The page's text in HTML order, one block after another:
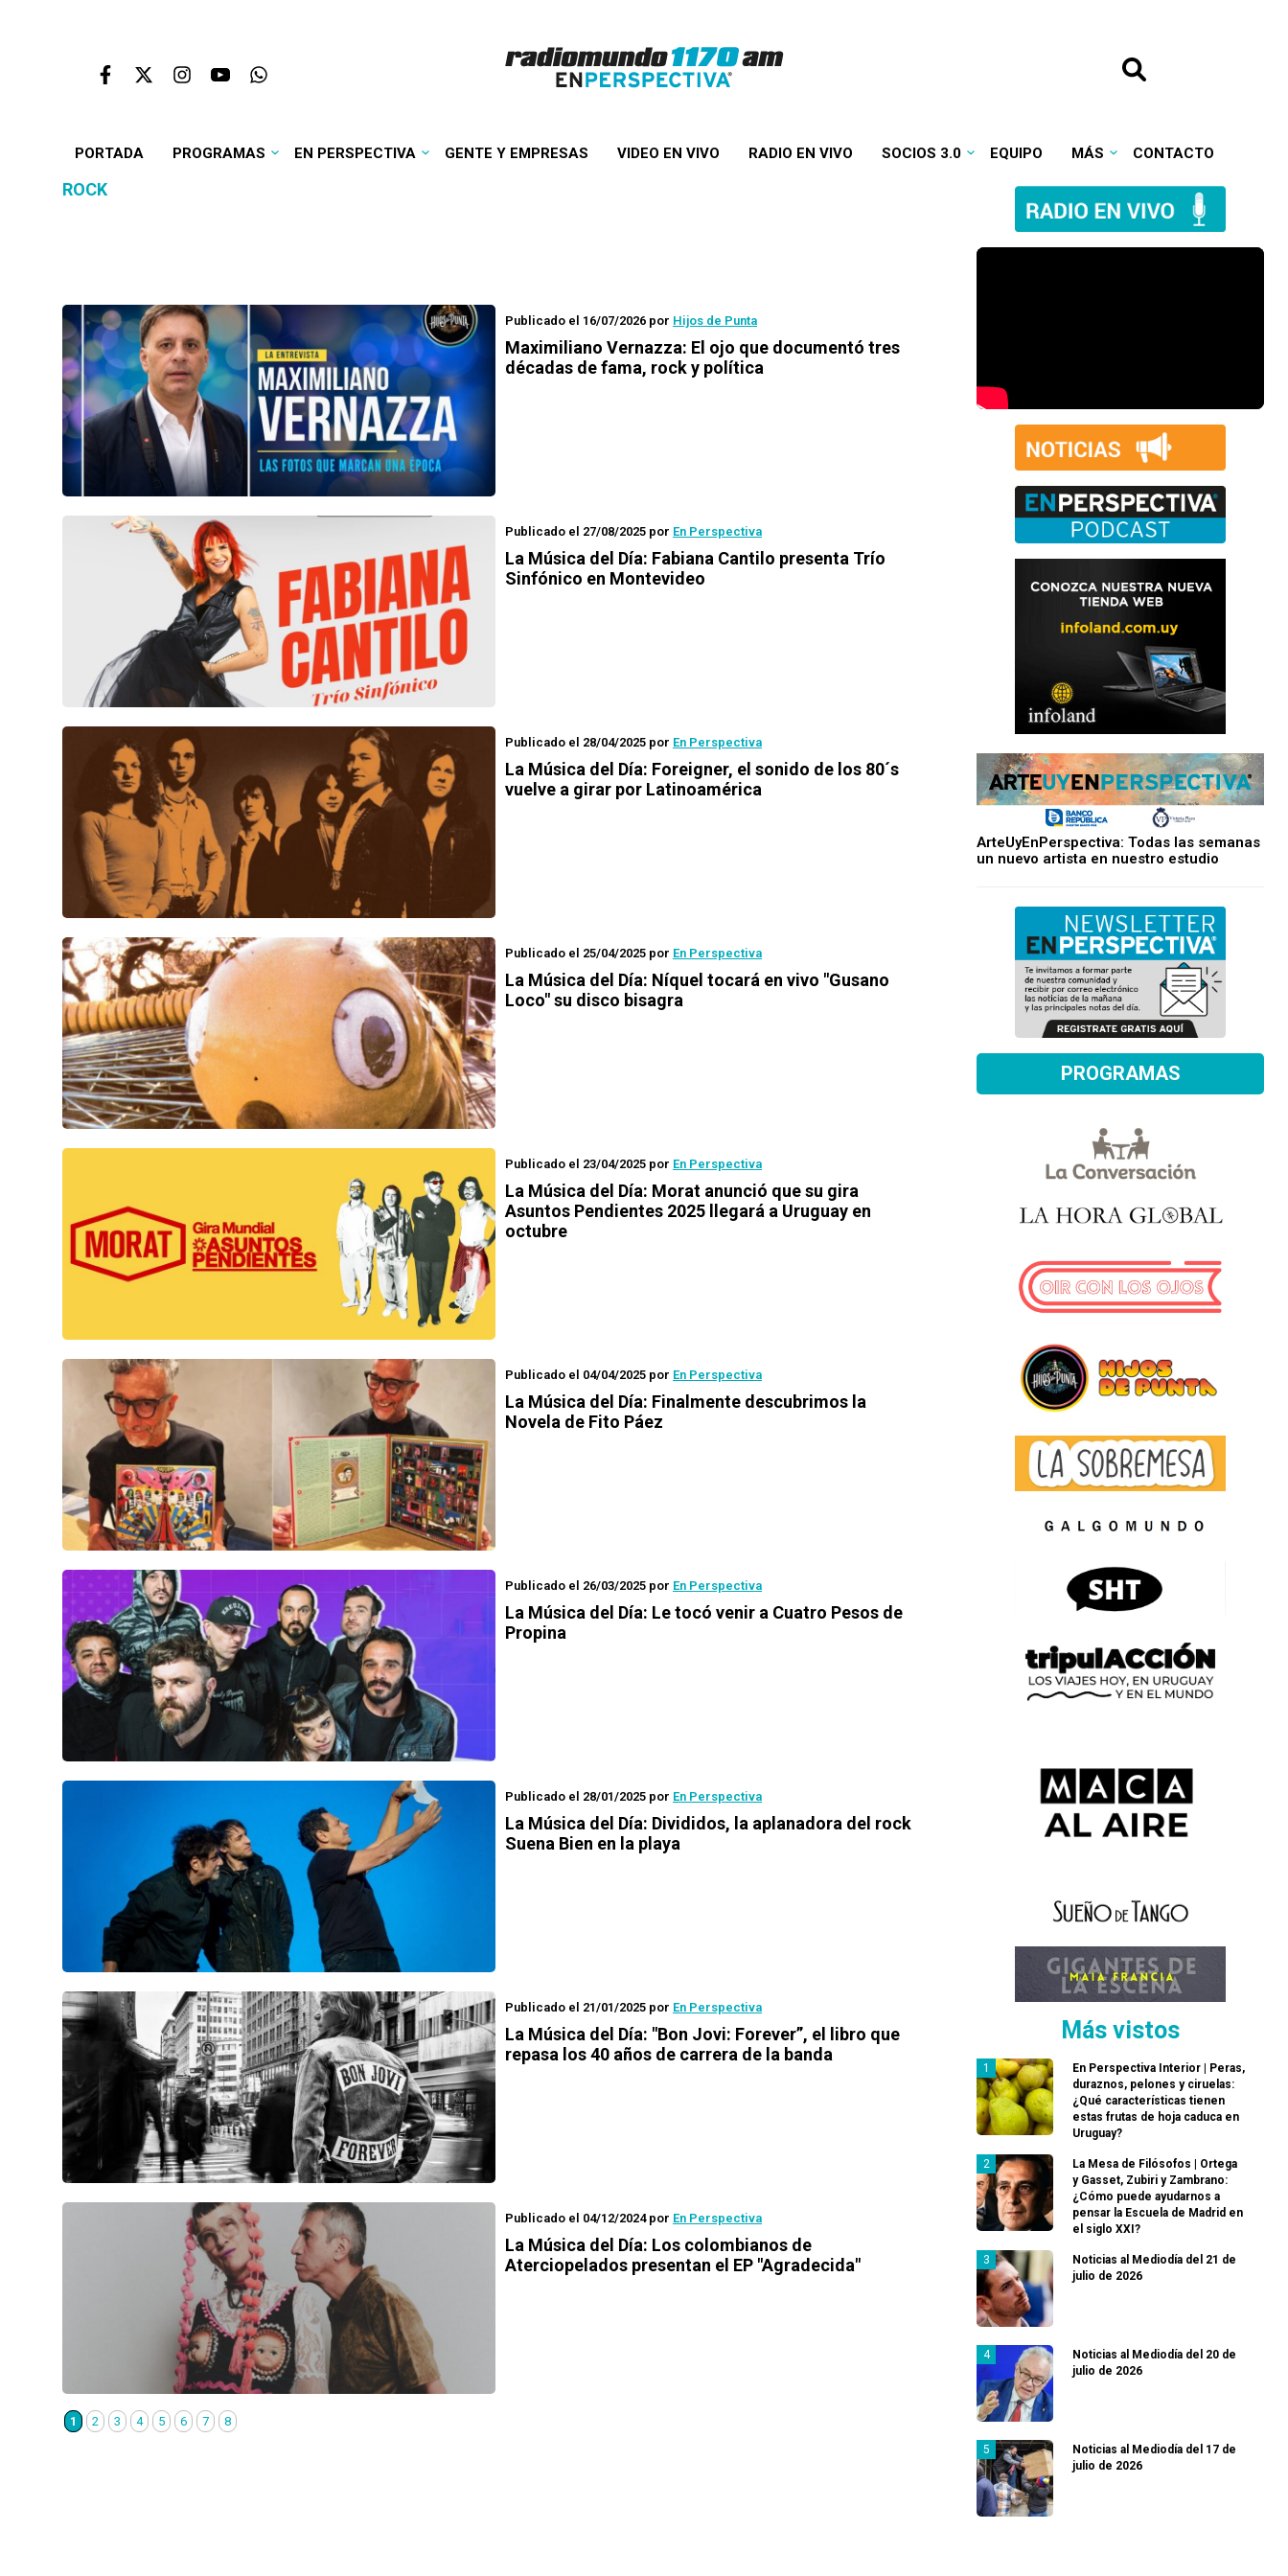
PORTADA PROGRAMAS EN PERSPECTIVA GENTE Y EMPRESAS VIDEO EN VIVO RADIO EN VIVO SOCIOS 3.0 EQUIPO MÁS CONTACTO
ROCK
Publicado el 16/07/2026 por Hijos de Punta
Maximiliano Vernazza: El ojo que documentó tres
décadas de fama, rock y política
Publicado el 27/08/2025 por En Perspectiva
La Música del Día: Fabiana Cantilo presenta Trío
Sinfónico en Montevideo
Publicado el 28/04/2025 por En Perspectiva
La Música del Día: Foreigner, el sonido de los 80´s
vuelve a girar por Latinoamérica
Publicado el 25/04/2025 por En Perspectiva
La Música del Día: Níquel tocará en vivo "Gusano
Loco" su disco bisagra
Publicado el 23/04/2025 por En Perspectiva
La Música del Día: Morat anunció que su gira
Asuntos Pendientes 2025 llegará a Uruguay en
octubre
Publicado el 04/04/2025 por En Perspectiva
La Música del Día: Finalmente descubrimos la
Novela de Fito Páez
Publicado el 26/03/2025 por En Perspectiva
La Música del Día: Le tocó venir a Cuatro Pesos de
Propina
Publicado el 28/01/2025 por En Perspectiva
La Música del Día: Divididos, la aplanadora del rock
Suena Bien en la playa
Publicado el 21/01/2025 por En Perspectiva
La Música del Día: "Bon Jovi: Forever”, el libro que
repasa los 40 años de carrera de la banda
Publicado el 04/12/2024por En Perspectiva
La Música del Día: Los colombianos de
Aterciopelados presentan el EP "Agradecida"
1 2 3 4 5 6 7 8
ArteUyEnPerspectiva: Todas las semanas
un nuevo artista en nuestro estudio
PROGRAMAS
Más vistos
En Perspectiva Interior | Peras,
duraznos, pelones y ciruelas:
¿Qué características tienen
estas frutas de hoja caduca en
Uruguay?
La Mesa de Filósofos | Ortega
y Gasset, Zubiri y Zambrano:
¿Cómo puede ayudarnos a
pensar la Escuela de Madrid en
el siglo XXI?
Noticias al Mediodía del 21 de
julio de 2026
Noticias al Mediodía del 20 de
julio de 2026
Noticias al Mediodía del 17 de
julio de 2026